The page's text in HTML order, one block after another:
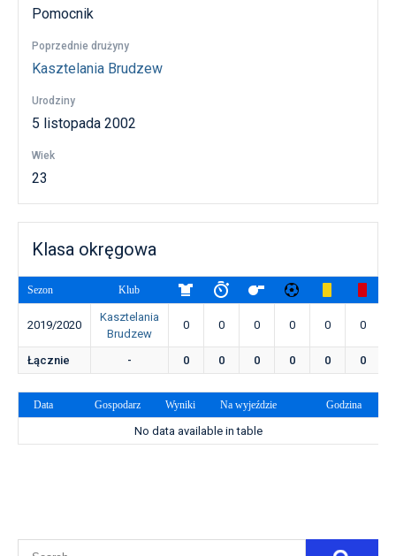
Pomocnik
Poprzednie drużyny
Kasztelania Brudzew
Urodziny
5 listopada 2002
Wiek
23
Klasa okręgowa
Sezon Klub
2019/2020
Kasztelania
Brudzew
0 0 0 0 0 0
Łącznie - 0 0 0 0 0 0
Data Gospodarz Wyniki Na wyjeździe Godzina
No data available in table